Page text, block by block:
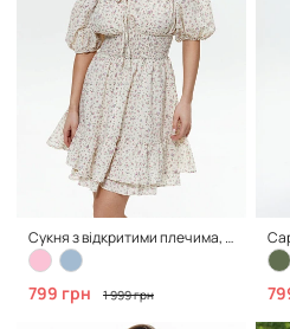
Сукня з відкритими плечима, Pink
799 грн 1 999 грн